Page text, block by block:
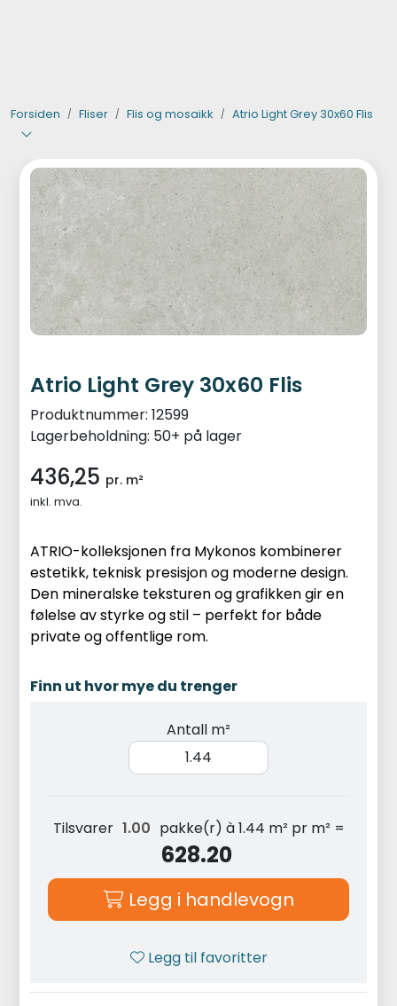
Forsiden Fliser Flis og mosaikk Atrio Light Grey 30x60 Flis
Atrio Light Grey 30x60 Flis
Produktnummer: 12599
Lagerbeholdning: 50+ på lager
436,25 pr. m²
inkl. mva.
ATRIO-kolleksjonen fra Mykonos kombinerer
estetikk, teknisk presisjon og moderne design.
Den mineralske teksturen og grafikken gir en
følelse av styrke og stil – perfekt for både
private og offentlige rom.
Finn ut hvor mye du trenger
Antall m²
Tilsvarer pakke(r) à 1.44 m² pr m² =
628.20
Legg i handlevogn
Legg til favoritter
Steinpleie
Byggevarer
Murer
Fliser
Varemerker